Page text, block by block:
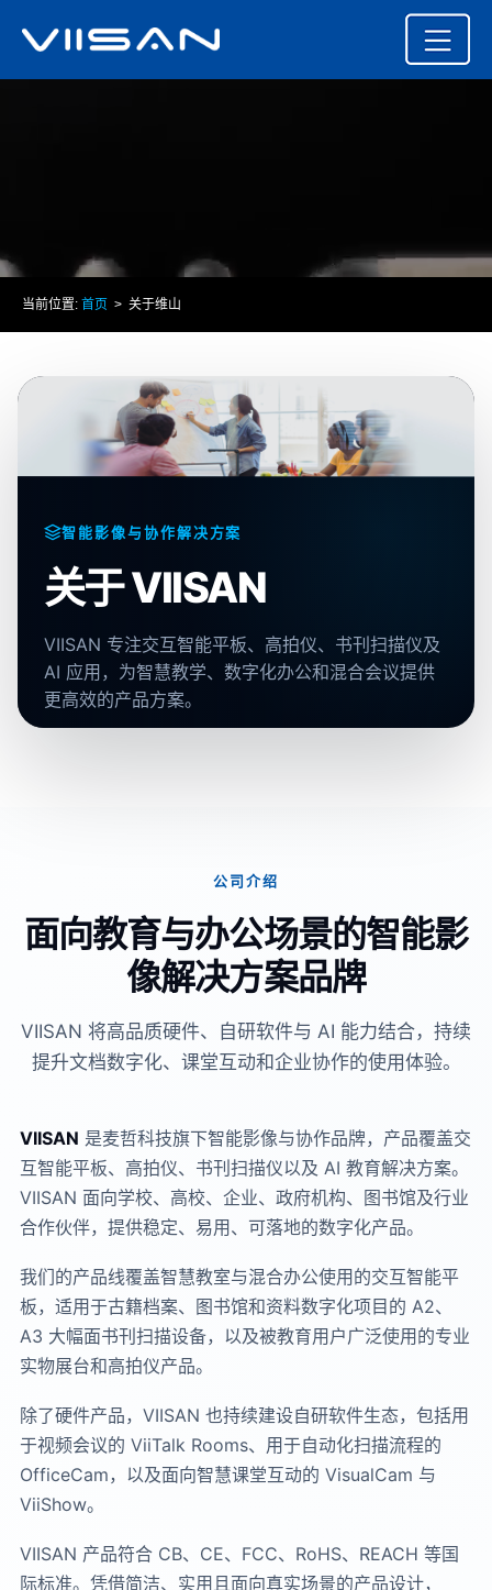
当前位置: 首页 > 关于维山
智能影像与协作解决方案
关于 VIISAN
VIISAN 专注交互智能平板、高拍仪、书刊扫描仪及
AI 应用，为智慧教学、数字化办公和混合会议提供
更高效的产品方案。
公司介绍
面向教育与办公场景的智能影
像解决方案品牌
VIISAN 将高品质硬件、自研软件与 AI 能力结合，持续
提升文档数字化、课堂互动和企业协作的使用体验。
VIISAN 是麦哲科技旗下智能影像与协作品牌，产品覆盖交
互智能平板、高拍仪、书刊扫描仪以及 AI 教育解决方案。
VIISAN 面向学校、高校、企业、政府机构、图书馆及行业
合作伙伴，提供稳定、易用、可落地的数字化产品。
我们的产品线覆盖智慧教室与混合办公使用的交互智能平
板，适用于古籍档案、图书馆和资料数字化项目的 A2、
A3 大幅面书刊扫描设备，以及被教育用户广泛使用的专业
实物展台和高拍仪产品。
除了硬件产品，VIISAN 也持续建设自研软件生态，包括用
于视频会议的 ViiTalk Rooms、用于自动化扫描流程的
OfficeCam，以及面向智慧课堂互动的 VisualCam 与
ViiShow。
VIISAN 产品符合 CB、CE、FCC、RoHS、REACH 等国
际标准。凭借简洁、实用且面向真实场景的产品设计，